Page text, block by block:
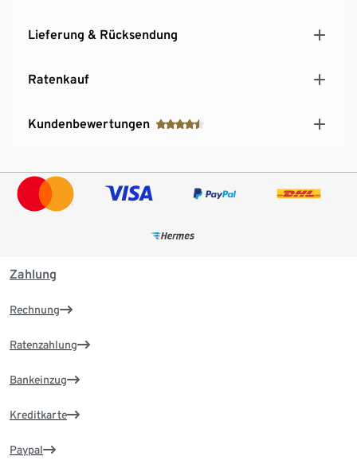
Lieferung & Rücksendung
Ratenkauf
Kundenbewertungen
Zahlung
Rechnung
Ratenzahlung
Bankeinzug
Kreditkarte
Paypal